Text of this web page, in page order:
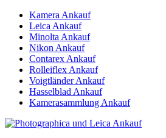
Kamera Ankauf
Leica Ankauf
Minolta Ankauf
Nikon Ankauf
Contarex Ankauf
Rolleiflex Ankauf
Voigtländer Ankauf
Hasselblad Ankauf
Kamerasammlung Ankauf